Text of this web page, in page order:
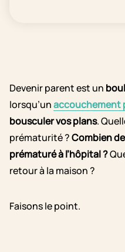
Devenir parent est un
lorsqu’unaccouchement
bousculer vos plans.
prématurité ?Combien
prématuré à l’hôpital ?
retour à la maison ?
Faisons le point.